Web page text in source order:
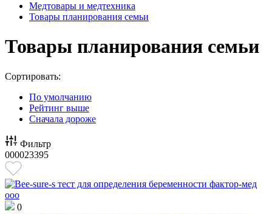
Медтовары и медтехника
Товары планирования семьи
Товары планирования семьи
Сортировать:
По умолчанию
Рейтинг выше
Сначала дороже
Фильтр
000023395
0